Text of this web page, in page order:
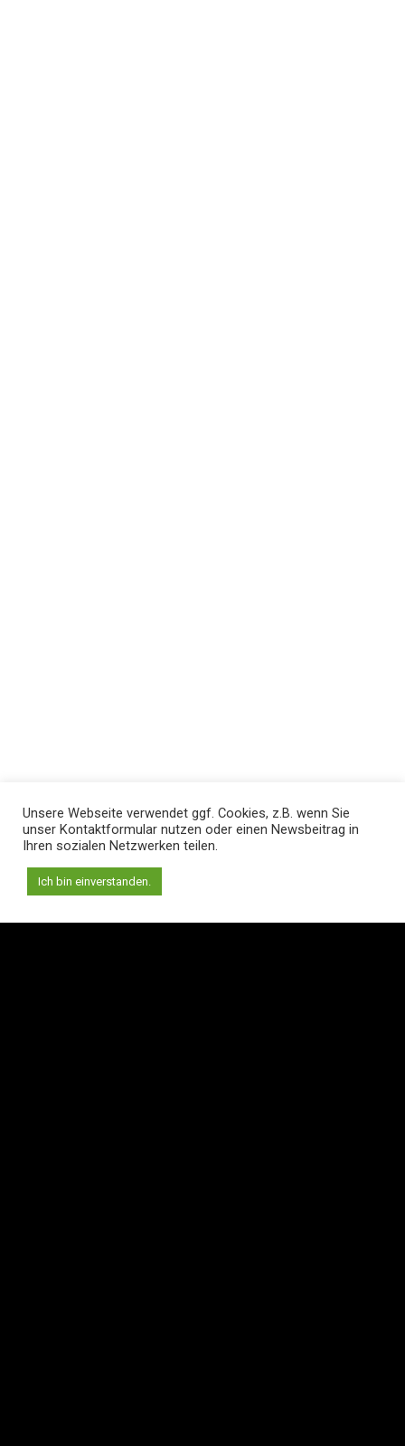
Unsere Webseite verwendet ggf. Cookies, z.B. wenn Sie
unser Kontaktformular nutzen oder einen Newsbeitrag in
Ihren sozialen Netzwerken teilen.
Ich bin einverstanden.